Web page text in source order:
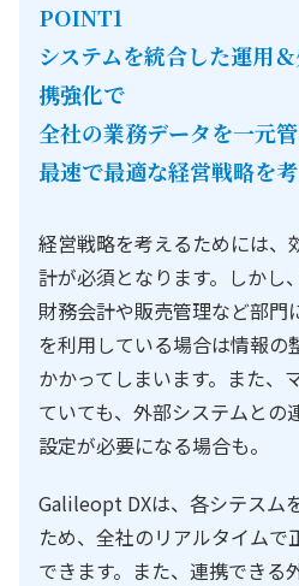
POINT1
システムを統合した運用
携強化で
全社の業務データを一元管
最速で最適な経営戦略を考
経営戦略を考えるためには、
計が必須となります。しかし
財務会計や販売管理など部門
を利用している場合は情報の
かかってしまいます。また、
ていても、外部システムとの
設定が必要になる場合も。
Galileopt DXは、各シテスム
ため、全社のリアルタイム
できます。また、連携できる